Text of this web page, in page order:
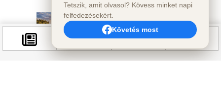
Tetszik, amit olvasol? Kövess minket napi
felfedezésekért.
Követés most